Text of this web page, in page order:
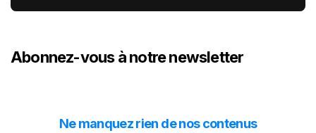
Abonnez-vous à notre newsletter
Ne manquez rien de nos contenus